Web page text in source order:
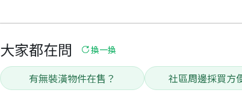
大家都在問 換一換
有無裝潢物件在售？ 社區周邊採買方